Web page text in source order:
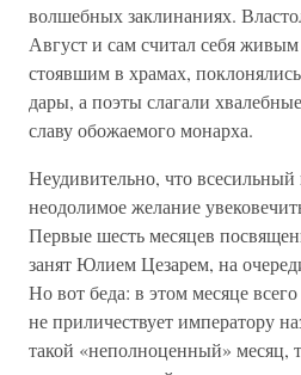
волшебных заклинаниях.
Август и сам считал себя живым
стоявшим в храмах,
дары, а поэты слагали
славу обожаемого монарха.
Неудивительно, что
неодолимое желание
Первые шесть месяцев
занят Юлием Цезарем, на
Но вот беда: в этом месяце
не приличествует императору
такой «неполноценный» месяц,